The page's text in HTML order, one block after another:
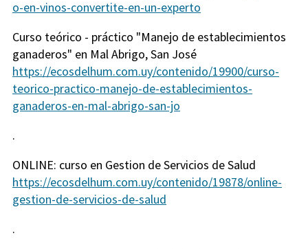
o-en-vinos-convertite-en-un-experto
Curso teórico - práctico "Manejo de establecimientos
ganaderos" en Mal Abrigo, San José
https://ecosdelhum.com.uy/contenido/19900/curso-
teorico-practico-manejo-de-establecimientos-
ganaderos-en-mal-abrigo-san-jo
.
ONLINE: curso en Gestion de Servicios de Salud
https://ecosdelhum.com.uy/contenido/19878/online-
gestion-de-servicios-de-salud
.